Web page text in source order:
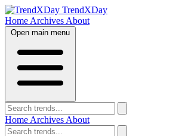
TrendXDay
Home Archives About
Open main menu
Home Archives About